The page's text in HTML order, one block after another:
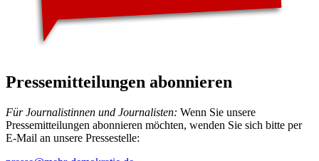
Pressemitteilungen abonnieren
Für Journalistinnen und Journalisten: Wenn Sie unsere
Pressemitteilungen abonnieren möchten, wenden Sie sich bitte per
E-Mail an unsere Pressestelle: